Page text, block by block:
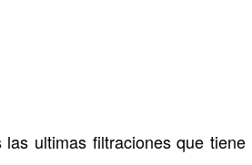
ultimas filtraciones que